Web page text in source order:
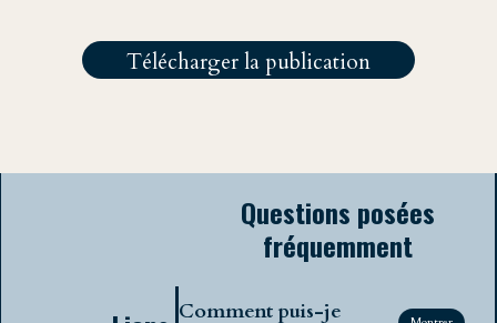
Télécharger la publication
Questions posées
fréquemment
Comment puis-je